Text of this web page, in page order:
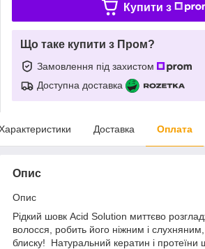
Купити з
Що таке купити з Пром?
Замовлення під захистом
Доступна доставка
Доставка Оплата
Опис
Опис
Рідкий шовк Acid Solution миттєво
волосся, робить його ніжним і
блиску! Натуральний кератин і протеїни